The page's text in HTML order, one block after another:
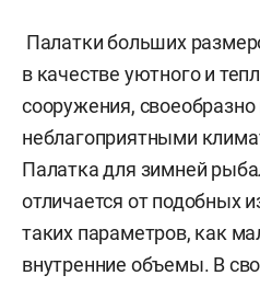
Палатки больших
в качестве уютного и
сооружения, своеобразно
неблагоприятными
Палатка для зимней
отличается от подобных
таких параметров, как
внутренние объемы. В